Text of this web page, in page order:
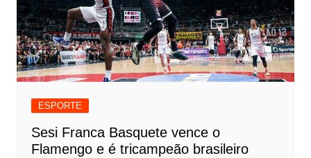
ESPORTE
Sesi Franca Basquete vence o
Flamengo e é tricampeão brasileiro